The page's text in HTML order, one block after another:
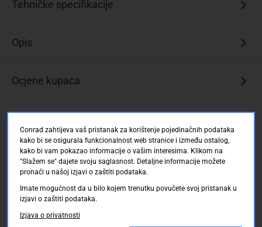
Tehničke specifikacije
Opis
Ocjene kupaca
Conrad zahtijeva vaš pristanak za korištenje pojedinačnih podataka
kako bi se osigurala funkcionalnost web stranice i između ostalog,
kako bi vam pokazao informacije o vašim interesima. Klikom na
"Slažem se" dajete svoju saglasnost. Detaljne informacije možete
pronaći u našoj izjavi o zaštiti podataka.
Imate mogućnost da u bilo kojem trenutku povučete svoj pristanak u
izjavi o zaštiti podataka.
Izjava o privatnosti